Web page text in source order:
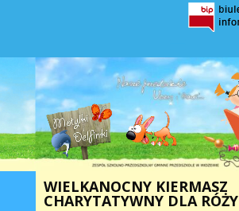
WIELKANOCNY KIERMASZ
CHARYTATYWNY DLA RÓŻY